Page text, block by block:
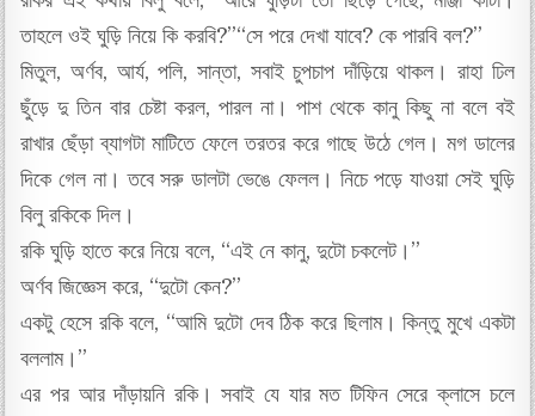
তাহলে ওই ঘুড়ি নিয়ে কি করবি?”“সে পরে দেখা যাবে? কে পারবি বল?”
মিতুল, অর্ণব, আর্য, পলি, সান্তা, সবাই চুপচাপ দাঁড়িয়ে থাকল। রাহা ঢিল
ছুঁড়ে দু তিন বার চেষ্টা করল, পারল না। পাশ থেকে কানু কিছু না বলে বই
রাখার ছেঁড়া ব্যাগটা মাটিতে ফেলে তরতর করে গাছে উঠে গেল। মগ ডালের
দিকে গেল না। তবে সরু ডালটা ভেঙে ফেলল। নিচে পড়ে যাওয়া সেই ঘুড়ি
বিলু রকিকে দিল।
রকি ঘুড়ি হাতে করে নিয়ে বলে, “এই নে কানু, দুটো চকলেট।”
অর্ণব জিজ্ঞেস করে, “দুটো কেন?”
একটু হেসে রকি বলে, “আমি দুটো দেব ঠিক করে ছিলাম। কিন্তু মুখে একটা
বললাম।”
এর পর আর দাঁড়ায়নি রকি। সবাই যে যার মত টিফিন সেরে ক্লাসে চলে